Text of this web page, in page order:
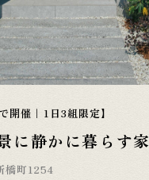
開催｜1日3組限定】
に静かに暮らす家
橋町1254